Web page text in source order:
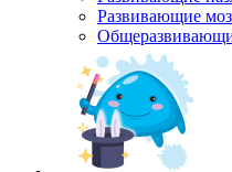
Развивающие